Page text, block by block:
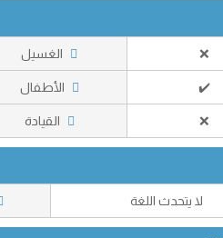
❌ الغسيل
✔️ الأطفال
❌ القيادة
لا يتحدث اللغة